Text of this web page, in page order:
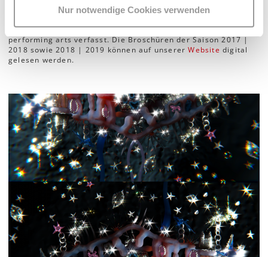
Nur notwendige Cookies verwenden
Dieser Text wurde für die Broschüreneun | ninevon WUK
performing arts verfasst. Die Broschüren der Saison 2017 |
2018 sowie 2018 | 2019 können auf unsererWebsitedigital
gelesen werden.